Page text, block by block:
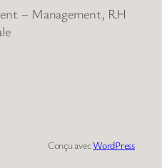
– Management, RH
Conçu avecWordPress